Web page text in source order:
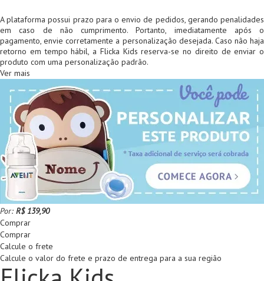
A plataforma possui prazo para o envio de pedidos, gerando penalidades
em caso de não cumprimento. Portanto, imediatamente após o
pagamento, envie corretamente a personalização desejada. Caso não haja
retorno em tempo hábil, a Flicka Kids reserva-se no direito de enviar o
produto com uma personalização padrão.
Ver mais
Por: R$ 139,90
Comprar
Comprar
Calcule o frete
Calcule o valor do frete e prazo de entrega para a sua região